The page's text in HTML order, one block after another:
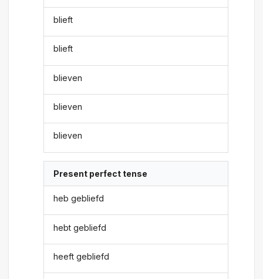
blieft
blieft
blieven
blieven
blieven
Present perfect tense
heb gebliefd
hebt gebliefd
heeft gebliefd